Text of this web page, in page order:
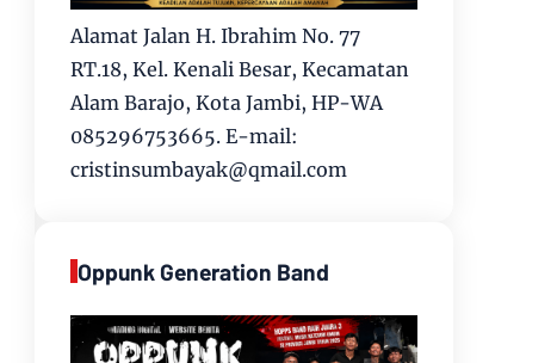
Alamat Jalan H. Ibrahim No. 77
RT.18, Kel. Kenali Besar, Kecamatan
Alam Barajo, Kota Jambi, HP-WA
085296753665. E-mail:
cristinsumbayak@qmail.com
Oppunk Generation Band